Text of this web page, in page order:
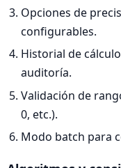
Opciones de
configurables.
Historial de
auditoría.
Validación de
0, etc.).
Modo batch para